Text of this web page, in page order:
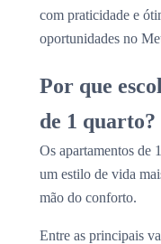
com praticidade e
oportunidades no
Por que
de 1 quarto?
Os apartamentos de
um estilo de vida
mão do conforto.
Entre as principais